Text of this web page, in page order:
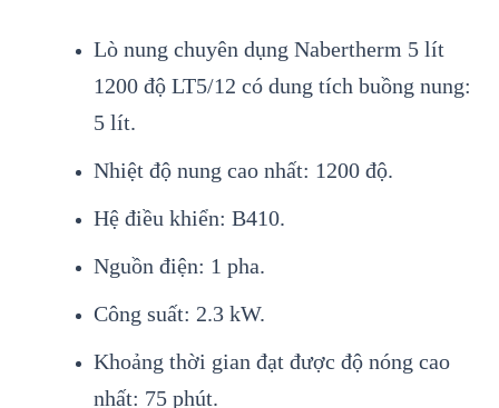
Lò nung chuyên dụng Nabertherm 5 lít
1200 độ LT5/12 có dung tích buồng nung:
5 lít.
Nhiệt độ nung cao nhất: 1200 độ.
Hệ điều khiển: B410.
Nguồn điện: 1 pha.
Công suất: 2.3 kW.
Khoảng thời gian đạt được độ nóng cao
nhất: 75 phút.